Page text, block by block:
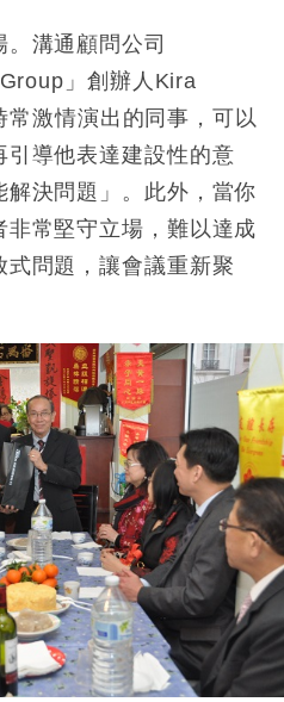
溝通顧問公司
」創辦人 Kira
常激情演出的同事，可以
導他表達建設性的意
解決問題」。此外，當你
常堅守立場，難以達成
問題，讓會議重新聚